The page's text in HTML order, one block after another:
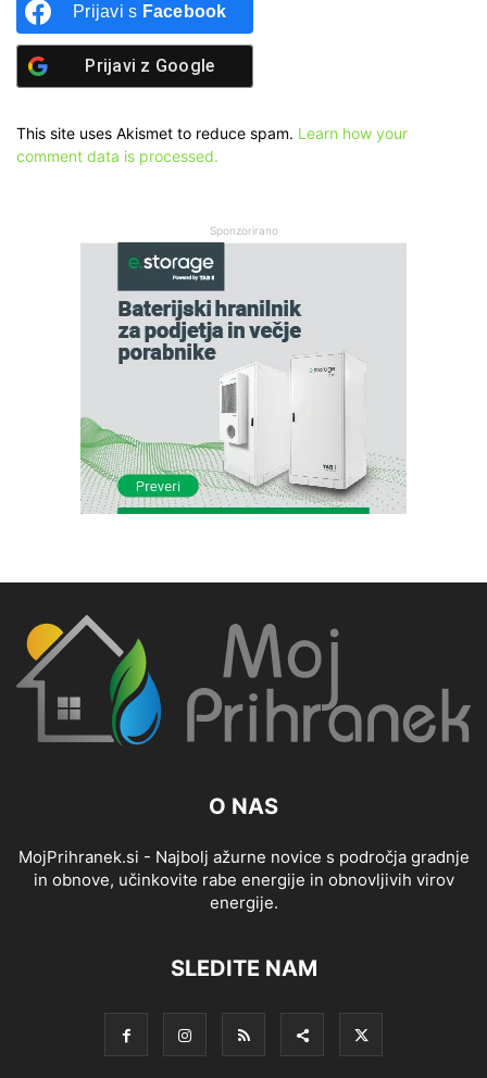
Prijavi s Facebook
Prijavi z Google
This site uses Akismet to reduce spam. Learn how your
comment data is processed.
Sponzorirano
O NAS
MojPrihranek.si - Najbolj ažurne novice s področja gradnje
in obnove, učinkovite rabe energije in obnovljivih virov
energije.
SLEDITE NAM